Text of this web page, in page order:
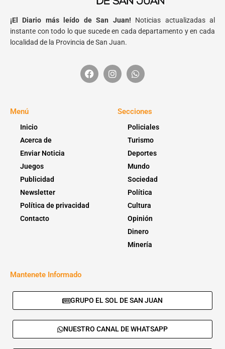
¡El Diario más leído de San Juan! Noticias actualizadas al
instante con todo lo que sucede en cada departamento y en cada
localidad de la Provincia de San Juan.
Menú
Inicio
Acerca de
Enviar Noticia
Juegos
Publicidad
Newsletter
Política de privacidad
Contacto
Secciones
Policiales
Turismo
Deportes
Mundo
Sociedad
Política
Cultura
Opinión
Dinero
Minería
Mantenete Informado
GRUPO EL SOL DE SAN JUAN
NUESTRO CANAL DE WHATSAPP